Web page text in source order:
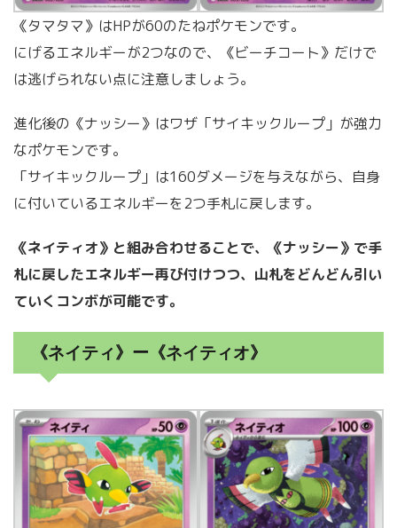
《タマタマ》はHPが60のたねポケモンです。
にげるエネルギーが2つなので、《ビーチコート》だけで
は逃げられない点に注意しましょう。
進化後の《ナッシー》はワザ「サイキックループ」が強力
なポケモンです。
「サイキックループ」は160ダメージを与えながら、自身
に付いているエネルギーを2つ手札に戻します。
《ネイティオ》と組み合わせることで、《ナッシー》で手
札に戻したエネルギー再び付けつつ、山札をどんどん引い
ていくコンボが可能です。
《ネイティ》ー《ネイティオ》